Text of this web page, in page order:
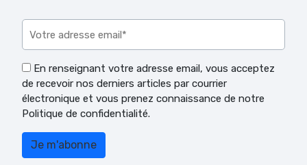
En renseignant votre adresse email, vous acceptez
de recevoir nos derniers articles par courrier
électronique et vous prenez connaissance de notre
Politique de confidentialité.